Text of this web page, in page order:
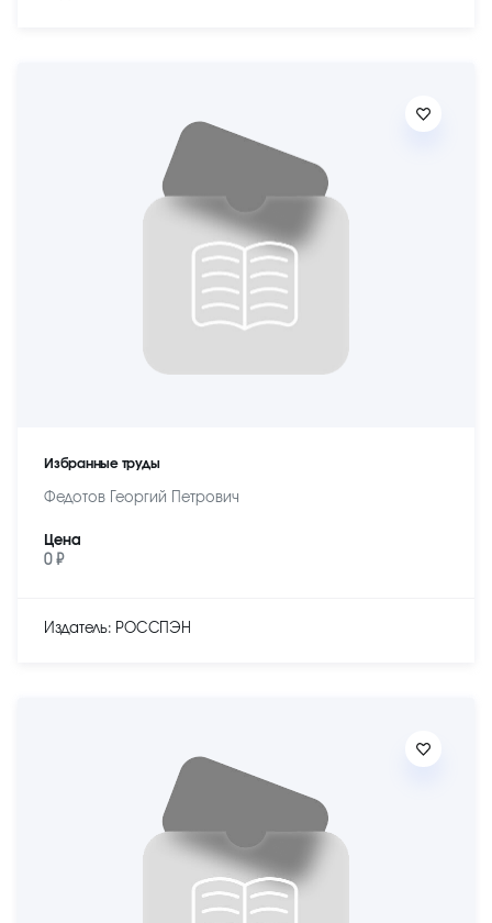
Избранные труды
Федотов Георгий Петрович
Цена
0 ₽
Издатель: РОССПЭН